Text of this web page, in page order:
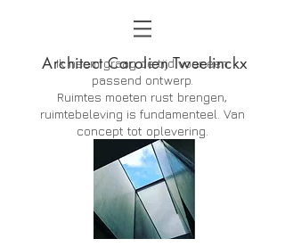
Architect Carolien Tweelinckx
Ik neem graag de tijd voor een
passend ontwerp.
Ruimtes moeten rust brengen,
ruimtebeleving is fundamenteel. Van
concept tot oplevering.